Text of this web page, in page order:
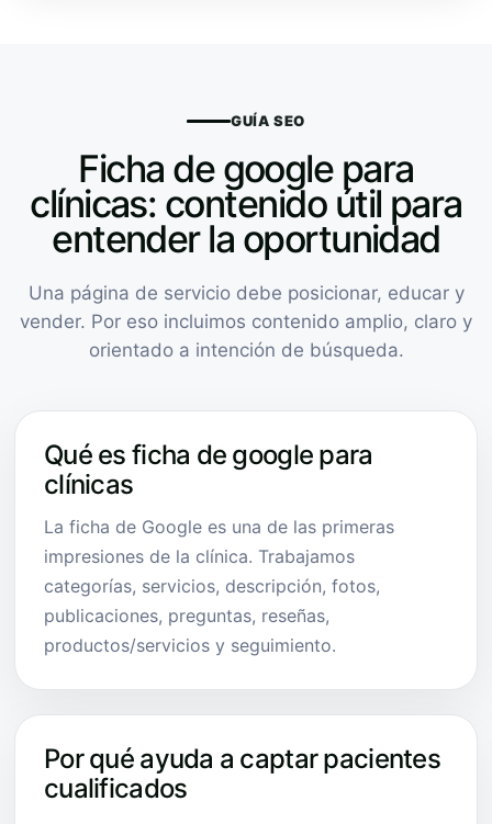
GUÍA SEO
Ficha de google para
clínicas: contenido útil para
entender la oportunidad
Una página de servicio debe posicionar, educar y
vender. Por eso incluimos contenido amplio, claro y
orientado a intención de búsqueda.
Qué es ficha de google para
clínicas
La ficha de Google es una de las primeras
impresiones de la clínica. Trabajamos
categorías, servicios, descripción, fotos,
publicaciones, preguntas, reseñas,
productos/servicios y seguimiento.
Por qué ayuda a captar pacientes
cualificados